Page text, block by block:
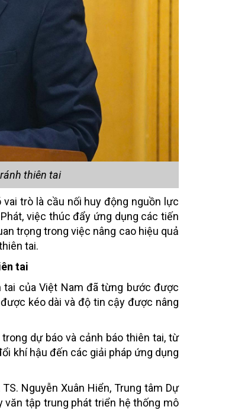
thiên tai
trò là cầu nối huy động nguồn lực
việc thúc đẩy ứng dụng các tiến
trọng trong việc nâng cao hiệu quả
tai.
tai
tai của Việt Nam đã từng bước được
kéo dài và độ tin cậy được nâng
dự báo và cảnh báo thiên tai, từ
khí hậu đến các giải pháp ứng dụng
Nguyễn Xuân Hiển, Trung tâm Dự
văn tập trung phát triển hệ thống mô